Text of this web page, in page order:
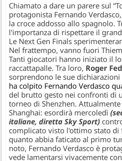
Chiamato a dare un parere sul
protagonista Fernando
la croce addosso allo spagnolo.
l'importanza di rispettare il
Le Next Gen Finals
Nel frattempo, vanno fuori
Tanti giocatori hanno iniziato il
raccattapalle. Tra loro, Roger
sorprendono le sue
ha colpito Fernando Verdasco
del brutto gesto nei confronti di
torneo di Shenzhen.
Shanghai: esordirà mercoledì
italiane, diretta Sky Sport)
complicato visto l'ottimo stato di
quanto abbia faticato al primo
noto, Fernando Verdasco è
vede lamentarsi vivacemente